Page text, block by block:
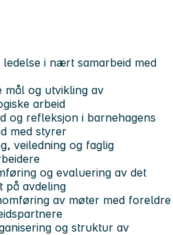
ledelse i nært samarbeid med
mål og utvikling av
arbeid
og refleksjon i barnehagens
med styrer
veiledning og faglig
og evaluering av det
på avdeling
av møter med foreldre
og struktur av